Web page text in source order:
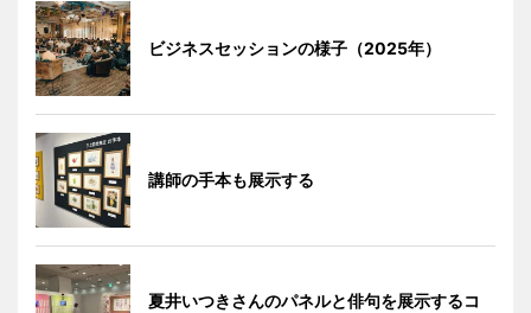
ビジネスセッションの様子（2025年）
講師の手本も展示する
夏井いつきさんのパネルと俳句を展示するコ